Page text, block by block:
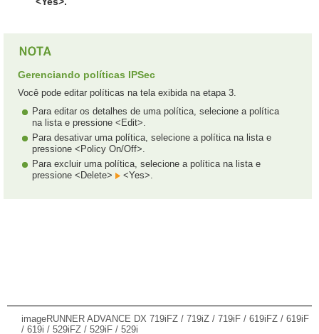
Gerenciando políticas IPSec
Você pode editar políticas na tela exibida na etapa 3.
Para editar os detalhes de uma política, selecione a política
na lista e pressione <Edit>.
Para desativar uma política, selecione a política na lista e
pressione <Policy On/Off>.
Para excluir uma política, selecione a política na lista e
pressione <Delete>
<Yes>.
imageRUNNER ADVANCE DX 719iFZ / 719iZ / 719iF / 619iFZ / 619iF
/ 619i / 529iFZ / 529iF / 529i